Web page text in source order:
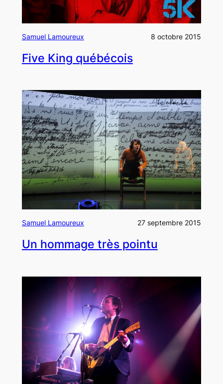
Samuel Lamoureux 8 octobre 2015
Five King québécois
Samuel Lamoureux 27 septembre 2015
Un hommage très pointu